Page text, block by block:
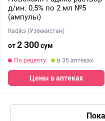
д/ин. 0,5% по 2 мл №5
(ампулы)
Radiks (Узбекистан)
от2 300сум
По рецепту в 35 аптеках
Цены в аптеках